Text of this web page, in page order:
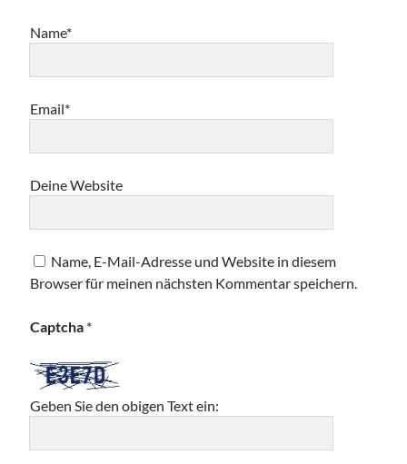
Name*
Email*
Deine Website
Name, E-Mail-Adresse und Website in diesem
Browser für meinen nächsten Kommentar speichern.
Captcha *
Geben Sie den obigen Text ein: